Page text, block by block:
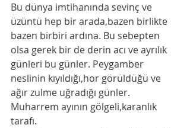
Bu dünya imtihanında sevinç ve
üzüntü hep bir arada,bazen birlikte
bazen birbiri ardına. Bu sebepten
olsa gerek bir de derin acı ve ayrılık
günleri bu günler. Peygamber
neslinin kıyıldığı,hor görüldüğü ve
ağır zulme uğradığı günler.
Muharrem ayının gölgeli,karanlık
tarafı.